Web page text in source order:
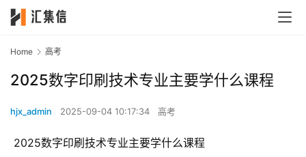
Home 高考
2025数字印刷技术专业主要学什么课程
hjx_admin 2025-09-04 10:17:34 高考
2025数字印刷技术专业主要学什么课程